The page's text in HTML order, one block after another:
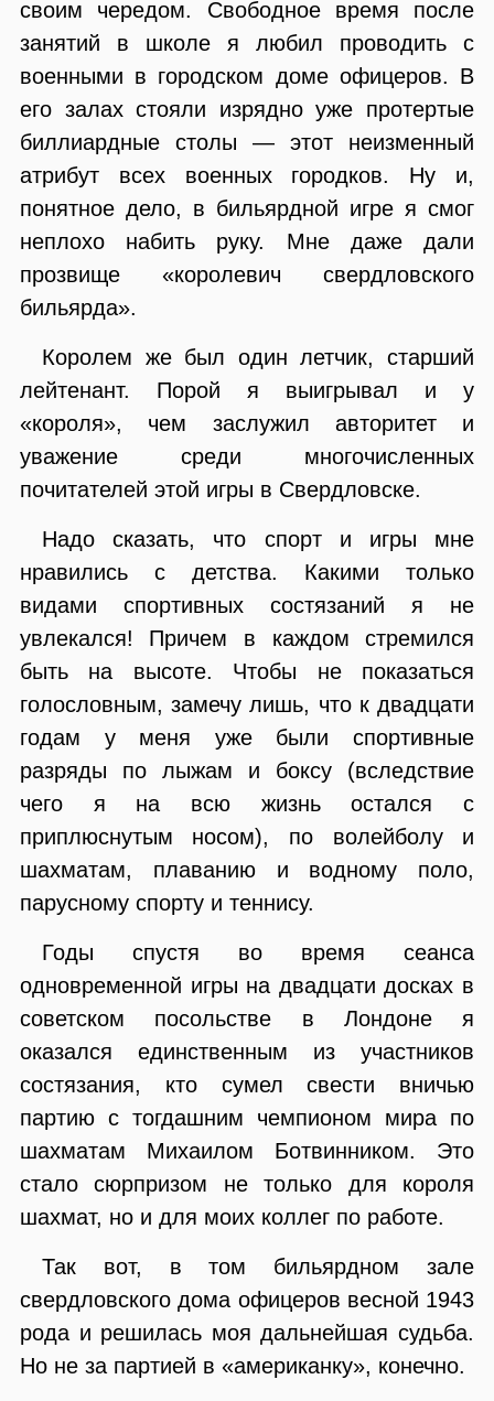
своим чередом. Свободное время после
занятий в школе я любил проводить с
военными в городском доме офицеров. В
его залах стояли изрядно уже протертые
биллиардные столы — этот неизменный
атрибут всех военных городков. Ну и,
понятное дело, в бильярдной игре я смог
неплохо набить руку. Мне даже дали
прозвище «королевич свердловского
бильярда».
Королем же был один летчик, старший
лейтенант. Порой я выигрывал и у
«короля», чем заслужил авторитет и
уважение среди многочисленных
почитателей этой игры в Свердловске.
Надо сказать, что спорт и игры мне
нравились с детства. Какими только
видами спортивных состязаний я не
увлекался! Причем в каждом стремился
быть на высоте. Чтобы не показаться
голословным, замечу лишь, что к двадцати
годам у меня уже были спортивные
разряды по лыжам и боксу (вследствие
чего я на всю жизнь остался с
приплюснутым носом), по волейболу и
шахматам, плаванию и водному поло,
парусному спорту и теннису.
Годы спустя во время сеанса
одновременной игры на двадцати досках в
советском посольстве в Лондоне я
оказался единственным из участников
состязания, кто сумел свести вничью
партию с тогдашним чемпионом мира по
шахматам Михаилом Ботвинником. Это
стало сюрпризом не только для короля
шахмат, но и для моих коллег по работе.
Так вот, в том бильярдном зале
свердловского дома офицеров весной 1943
рода и решилась моя дальнейшая судьба.
Но не за партией в «американку», конечно.